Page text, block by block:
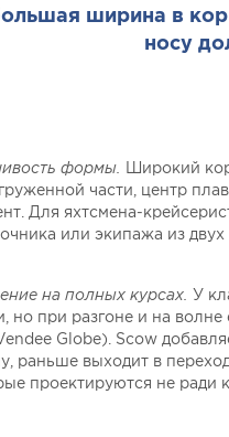
ширина в
носу
формы.
Широкий
части, центр
Для яхтсмена-
или экипажа из
на полных курсах. У
но при разгоне и на
Globe). Scow
раньше выходит в
проектируются не